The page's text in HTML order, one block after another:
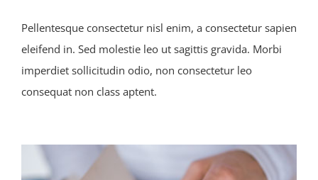
Pellentesque consectetur nisl enim, a consectetur sapien
eleifend in. Sed molestie leo ut sagittis gravida. Morbi
imperdiet sollicitudin odio, non consectetur leo
consequat non class aptent.